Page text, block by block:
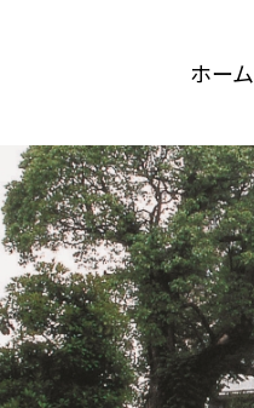
ホーム